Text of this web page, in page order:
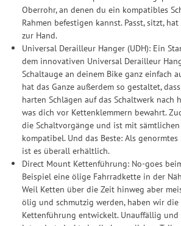
Oberrohr, an denen du ein kompatibles
Rahmen befestigen kannst. Passt, sitzt,
zur Hand.
Universal Derailleur Hanger (UDH): Ein
dem innovativen Universal Derailleur
Schaltauge an deinem Bike ganz einfach
hat das Ganze außerdem so gestaltet,
harten Schlägen auf das Schaltwerk nach
was dich vor Kettenklemmern bewahrt.
die Schaltvorgänge und ist mit
kompatibel. Und das Beste: Als
ist es überall erhältlich.
Direct Mount Kettenführung: No-goes
Beispiel eine ölige Fahrradkette in der
Weil Ketten über die Zeit hinweg aber
ölig und schmutzig werden, haben wir
Kettenführung entwickelt. Unauffällig und